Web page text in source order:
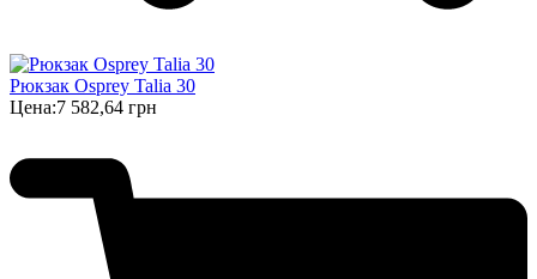
Рюкзак Osprey Talia 30
Цена:7 582,64 грн